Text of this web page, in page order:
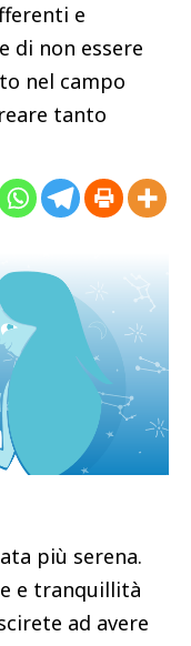
e
di non essere
nel campo
tanto
più serena.
e tranquillità
ad avere